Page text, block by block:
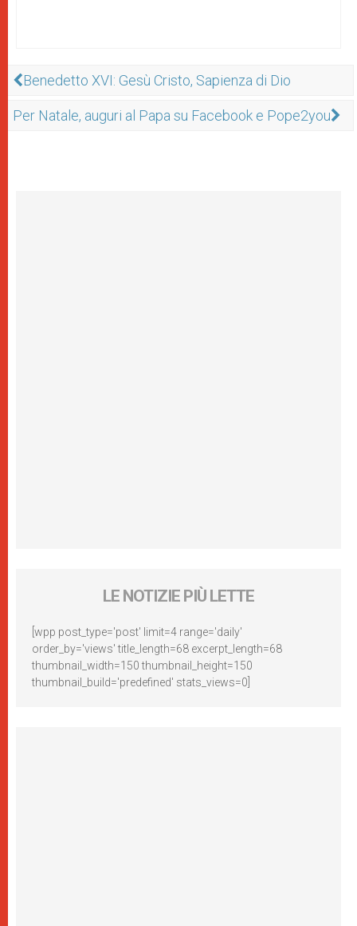
Benedetto XVI: Gesù Cristo, Sapienza di Dio
Per Natale, auguri al Papa su Facebook e Pope2you
LE NOTIZIE PIÙ LETTE
[wpp post_type='post' limit=4 range='daily'
order_by='views' title_length=68 excerpt_length=68
thumbnail_width=150 thumbnail_height=150
thumbnail_build='predefined' stats_views=0]